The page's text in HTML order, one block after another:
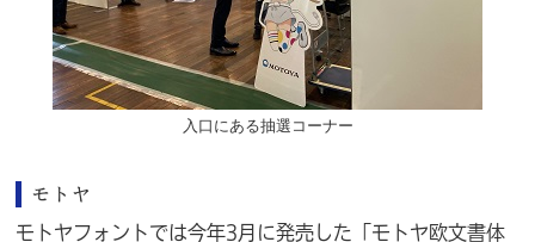
入口にある抽選コーナー
モトヤ
モトヤフォントでは今年3月に発売した「モトヤ欧文書体